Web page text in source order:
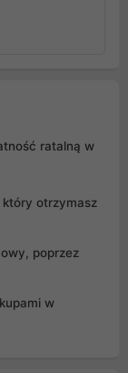
ratalną w
który otrzymasz
poprzez
w